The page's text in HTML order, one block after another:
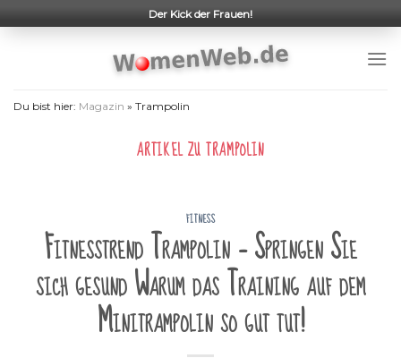
to
Der Kick der Frauen!
Du bist hier: Magazin » Trampolin
ARTIKEL ZUTRAMPOLIN
FITNESS
Fitnesstrend Trampolin – Springen Sie
sich gesund Warum das Training auf dem
Minitrampolin so gut tut!